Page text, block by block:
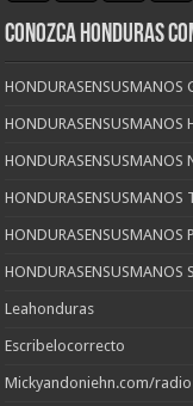
CONOZCA HONDURAS
HONDURASENSUSMANOS
HONDURASENSUSMANOS
HONDURASENSUSMANOS
Leahonduras
Escribelocorrecto
Mickyandoniehn.com/radio